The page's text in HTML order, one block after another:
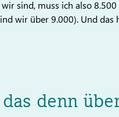
sind, muss ich also
wir über 9.000). Und das
denn